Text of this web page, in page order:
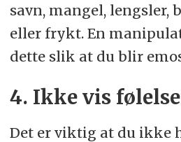
savn, mangel, lengsler,
eller frykt. En
dette slik at du blir
4. Ikke vis
Det er viktig at du ikke